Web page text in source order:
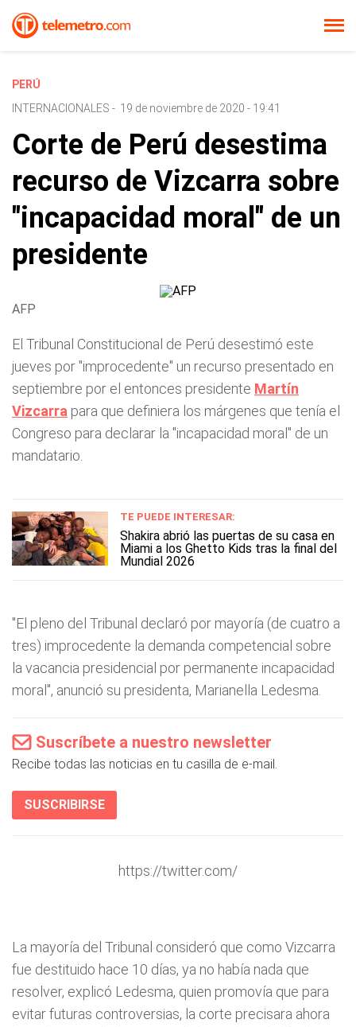
PERÚ
INTERNACIONALES - 19 de noviembre de 2020 - 19:41
Corte de Perú desestima
recurso de Vizcarra sobre
"incapacidad moral" de un
presidente
AFP
El Tribunal Constitucional de Perú desestimó este
jueves por "improcedente" un recurso presentado en
septiembre por el entonces presidente Martín
Vizcarra para que definiera los márgenes que tenía el
Congreso para declarar la "incapacidad moral" de un
mandatario.
TE PUEDE INTERESAR:
Shakira abrió las puertas de su casa en
Miami a los Ghetto Kids tras la final del
Mundial 2026
"El pleno del Tribunal declaró por mayoría (de cuatro a
tres) improcedente la demanda competencial sobre
la vacancia presidencial por permanente incapacidad
moral", anunció su presidenta, Marianella Ledesma.
Suscríbete a nuestro newsletter
Recibe todas las noticias en tu casilla de e-mail.
SUSCRIBIRSE
https://twitter.com/
La mayoría del Tribunal consideró que como Vizcarra
fue destituido hace 10 días, ya no había nada que
resolver, explicó Ledesma, quien promovía que para
evitar futuras controversias, la corte precisara ahora